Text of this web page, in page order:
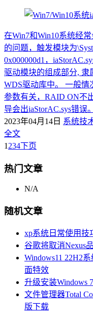
在Win7和Win10系统经
的问题，触发模块为
0x000000d1，
驱动模块的组成部分, 隶
WDS驱动库中。 一般情
参数有关，RAID ON不
导会出iaStorAC.sys错误
2023年04月14日 系统技
全文
1234下页
热门文章
N/A
随机文章
xp系统日常使用技
谷歌将取消Nexus
Windows11 22H2
面特效
升级安装Windows
文件管理器Total
版下载